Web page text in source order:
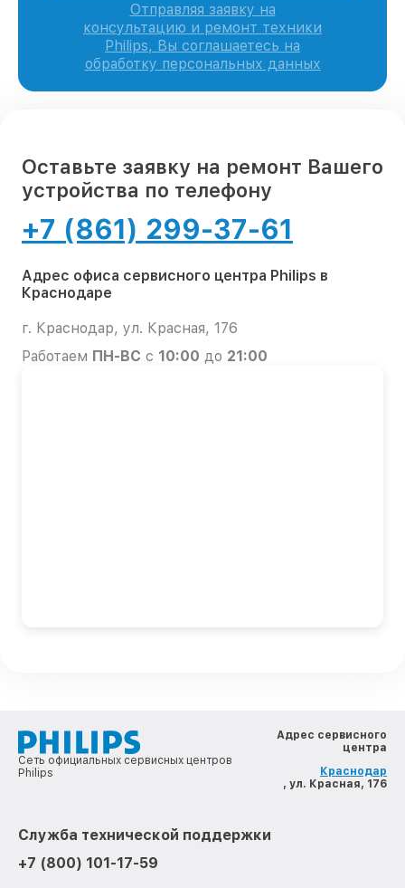
Отправляя заявку на
консультацию и ремонт техники
Philips, Вы соглашаетесь на
обработку персональных данных
Оставьте заявку на ремонт Вашего
устройства по телефону
+7 (861) 299-37-61
Адрес офиса сервисного центра Philips в
Краснодаре
г. Краснодар, ул. Красная, 176
Работаем ПН-ВС с 10:00 до 21:00
Сеть официальных сервисных центров
Philips
Адрес сервисного
центра
Краснодар
, ул. Красная, 176
Служба технической поддержки
+7 (800) 101-17-59